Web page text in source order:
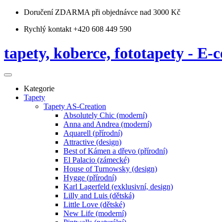
Doručení ZDARMA při objednávce nad 3000 Kč
Rychlý kontakt +420 608 449 590
tapety, koberce, fototapety - E-
Kategorie
Tapety
Tapety AS-Creation
Absolutely Chic (moderní)
Anna and Andrea (moderní)
Aquarell (přírodní)
Attractive (design)
Best of Kámen a dřevo (přírodní)
El Palacio (zámecké)
House of Turnowsky (design)
Hygge (přírodní)
Karl Lagerfeld (exklusivní, design)
Lilly and Luis (dětská)
Little Love (dětské)
New Life (moderní)